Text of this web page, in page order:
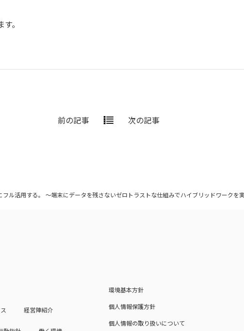
。
前の記事 次の記事
ル活用する。 ～端末にデータを残さないゼロトラストな仕組みでハイブリッドワークを
経営陣紹介
環境基本方針
個人情報保護方針
個人情報の取り扱いについて